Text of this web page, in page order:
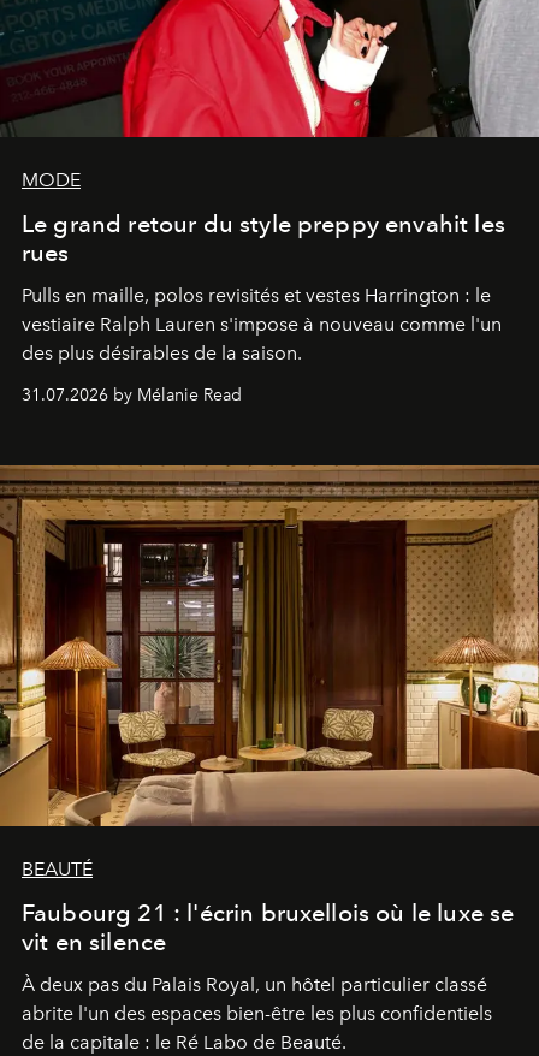
MODE
Le grand retour du style preppy envahit les
rues
Pulls en maille, polos revisités et vestes Harrington : le
vestiaire Ralph Lauren s'impose à nouveau comme l'un
des plus désirables de la saison.
31.07.2026 by Mélanie Read
BEAUTÉ
Faubourg 21 : l'écrin bruxellois où le luxe se
vit en silence
À deux pas du Palais Royal, un hôtel particulier classé
abrite l'un des espaces bien-être les plus confidentiels
de la capitale : le Ré Labo de Beauté.